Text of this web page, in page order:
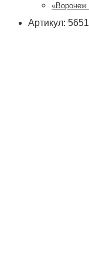
Артикул: